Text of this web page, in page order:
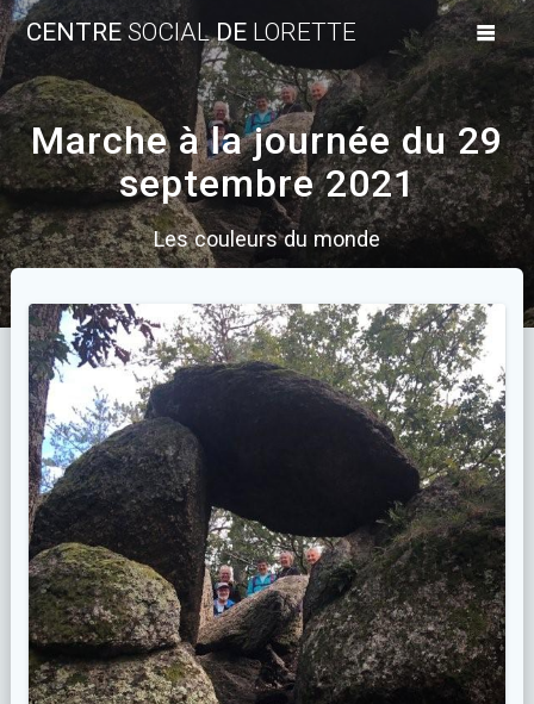
to
content
CENTRESOCIALDE LORETTE
Marche à la journée du 29
septembre 2021
Les couleurs du monde